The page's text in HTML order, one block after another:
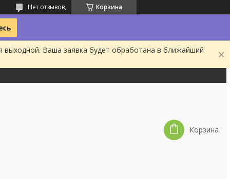
Корзина
Нет отзывов,
Ваша заявка будет обработана в ближайший
Корзина